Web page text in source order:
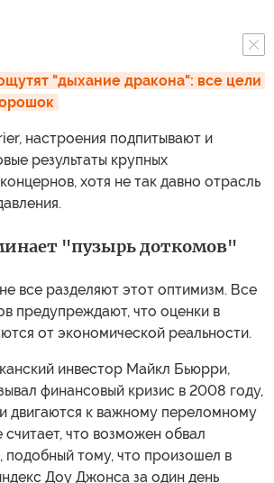
"дыхание дракона": все цели
настроения подпитывают и
результаты крупных
хотя не так давно отрасль
"пузырь доткомов"
все разделяют этот оптимизм. Все
предупреждают, что оценки в
от экономической реальности.
инвестор Майкл Бьюрри,
финансовый кризис в 2008 году,
двигаются к важному переломному
что возможен обвал
подобный тому, что произошел в
Доу Джонса за один день